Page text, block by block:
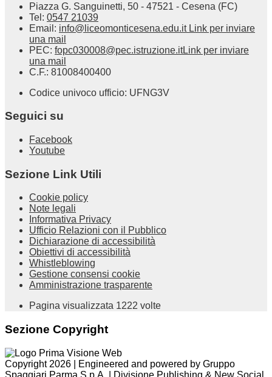
Piazza G. Sanguinetti, 50 - 47521 - Cesena (FC)
Tel: 0547 21039
Email: info@liceomonticesena.edu.it Link per inviare
una mail
PEC: fopc030008@pec.istruzione.itLink per inviare
una mail
C.F.: 81008400400
Codice univoco ufficio: UFNG3V
Seguici su
Facebook
Youtube
Sezione Link Utili
Cookie policy
Note legali
Informativa Privacy
Ufficio Relazioni con il Pubblico
Dichiarazione di accessibilità
Obiettivi di accessibilità
Whistleblowing
Gestione consensi cookie
Amministrazione trasparente
Pagina visualizzata 1222 volte
Sezione Copyright
Copyright 2026 | Engineered and powered by Gruppo
Spaggiari Parma S.p.A. | Divisione Publishing & New Social